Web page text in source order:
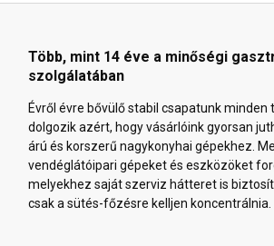
Több, mint 14 éve a minőségi
szolgálatában
Évről évre bővülő stabil csapatunk minden
dolgozik azért, hogy vásárlóink gyorsan
árú és korszerű nagykonyhai gépekhez.
vendéglátóipari gépeket és eszközöket
melyekhez saját szerviz hátteret is
csak a sütés-főzésre kelljen koncentrálnia.